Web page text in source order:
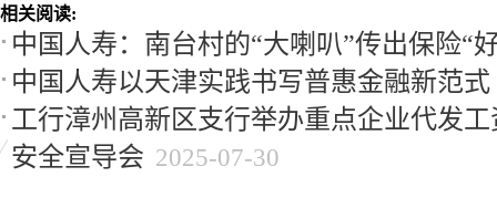
相关阅读:
中国人寿：南台村的“大喇叭”传出保险“
中国人寿以天津实践书写普惠金融新范式
工行漳州高新区支行举办重点企业代发
安全宣导会 2025-07-30